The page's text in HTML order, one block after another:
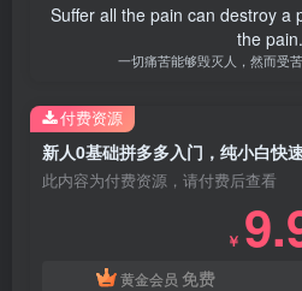
Suffer all the pain can destroy a
the pain.
一切痛苦能够毁灭人，然而受
新人0基础拼多多入门，​纯小白快
此内容为付费资源，请付费后查看
￥
黄金会员 免费
付费资源